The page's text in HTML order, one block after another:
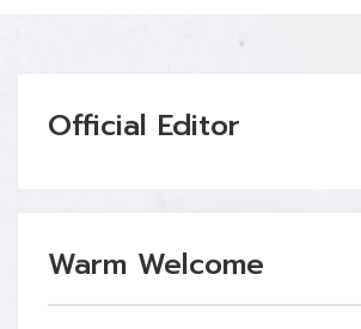
Official Editor
Warm Welcome